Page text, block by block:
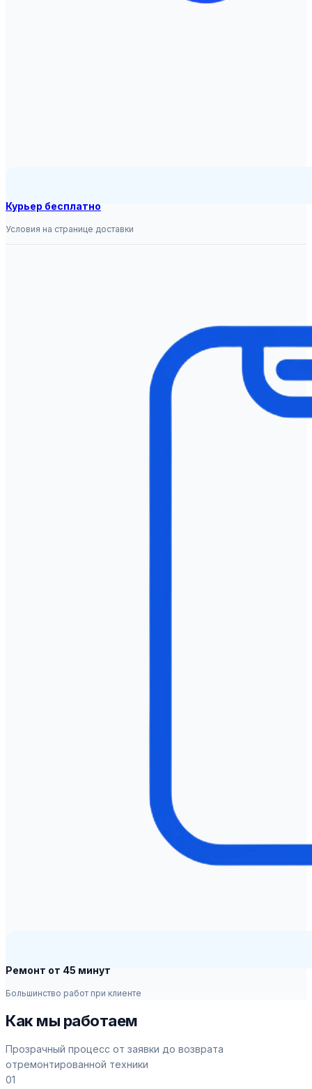
Курьер бесплатно
Условия на странице доставки
Ремонт от 45 минут
Большинство работ при клиенте
Как мы работаем
Прозрачный процесс от заявки до возврата
отремонтированной техники
01